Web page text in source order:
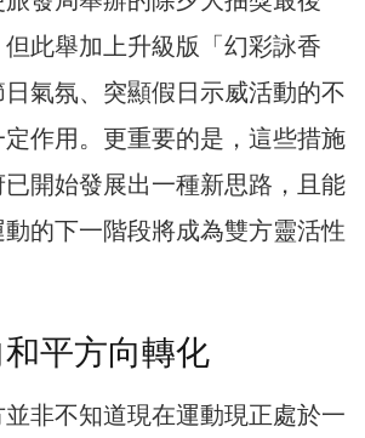
但此舉加上升級版「幻彩詠香
氣氛、突顯假日示威活動的不
作用。更重要的是，這些措施
開始發展出一種新思路，且能
的下一階段將成為雙方靈活性
平方向轉化
非不知道現在運動現正處於一